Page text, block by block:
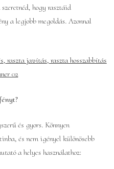
hogy rasztáid
a legjobb megoldás. Azonnal
és gyors. Könnyen
és nem igényel különösebb
a helyes használathoz: